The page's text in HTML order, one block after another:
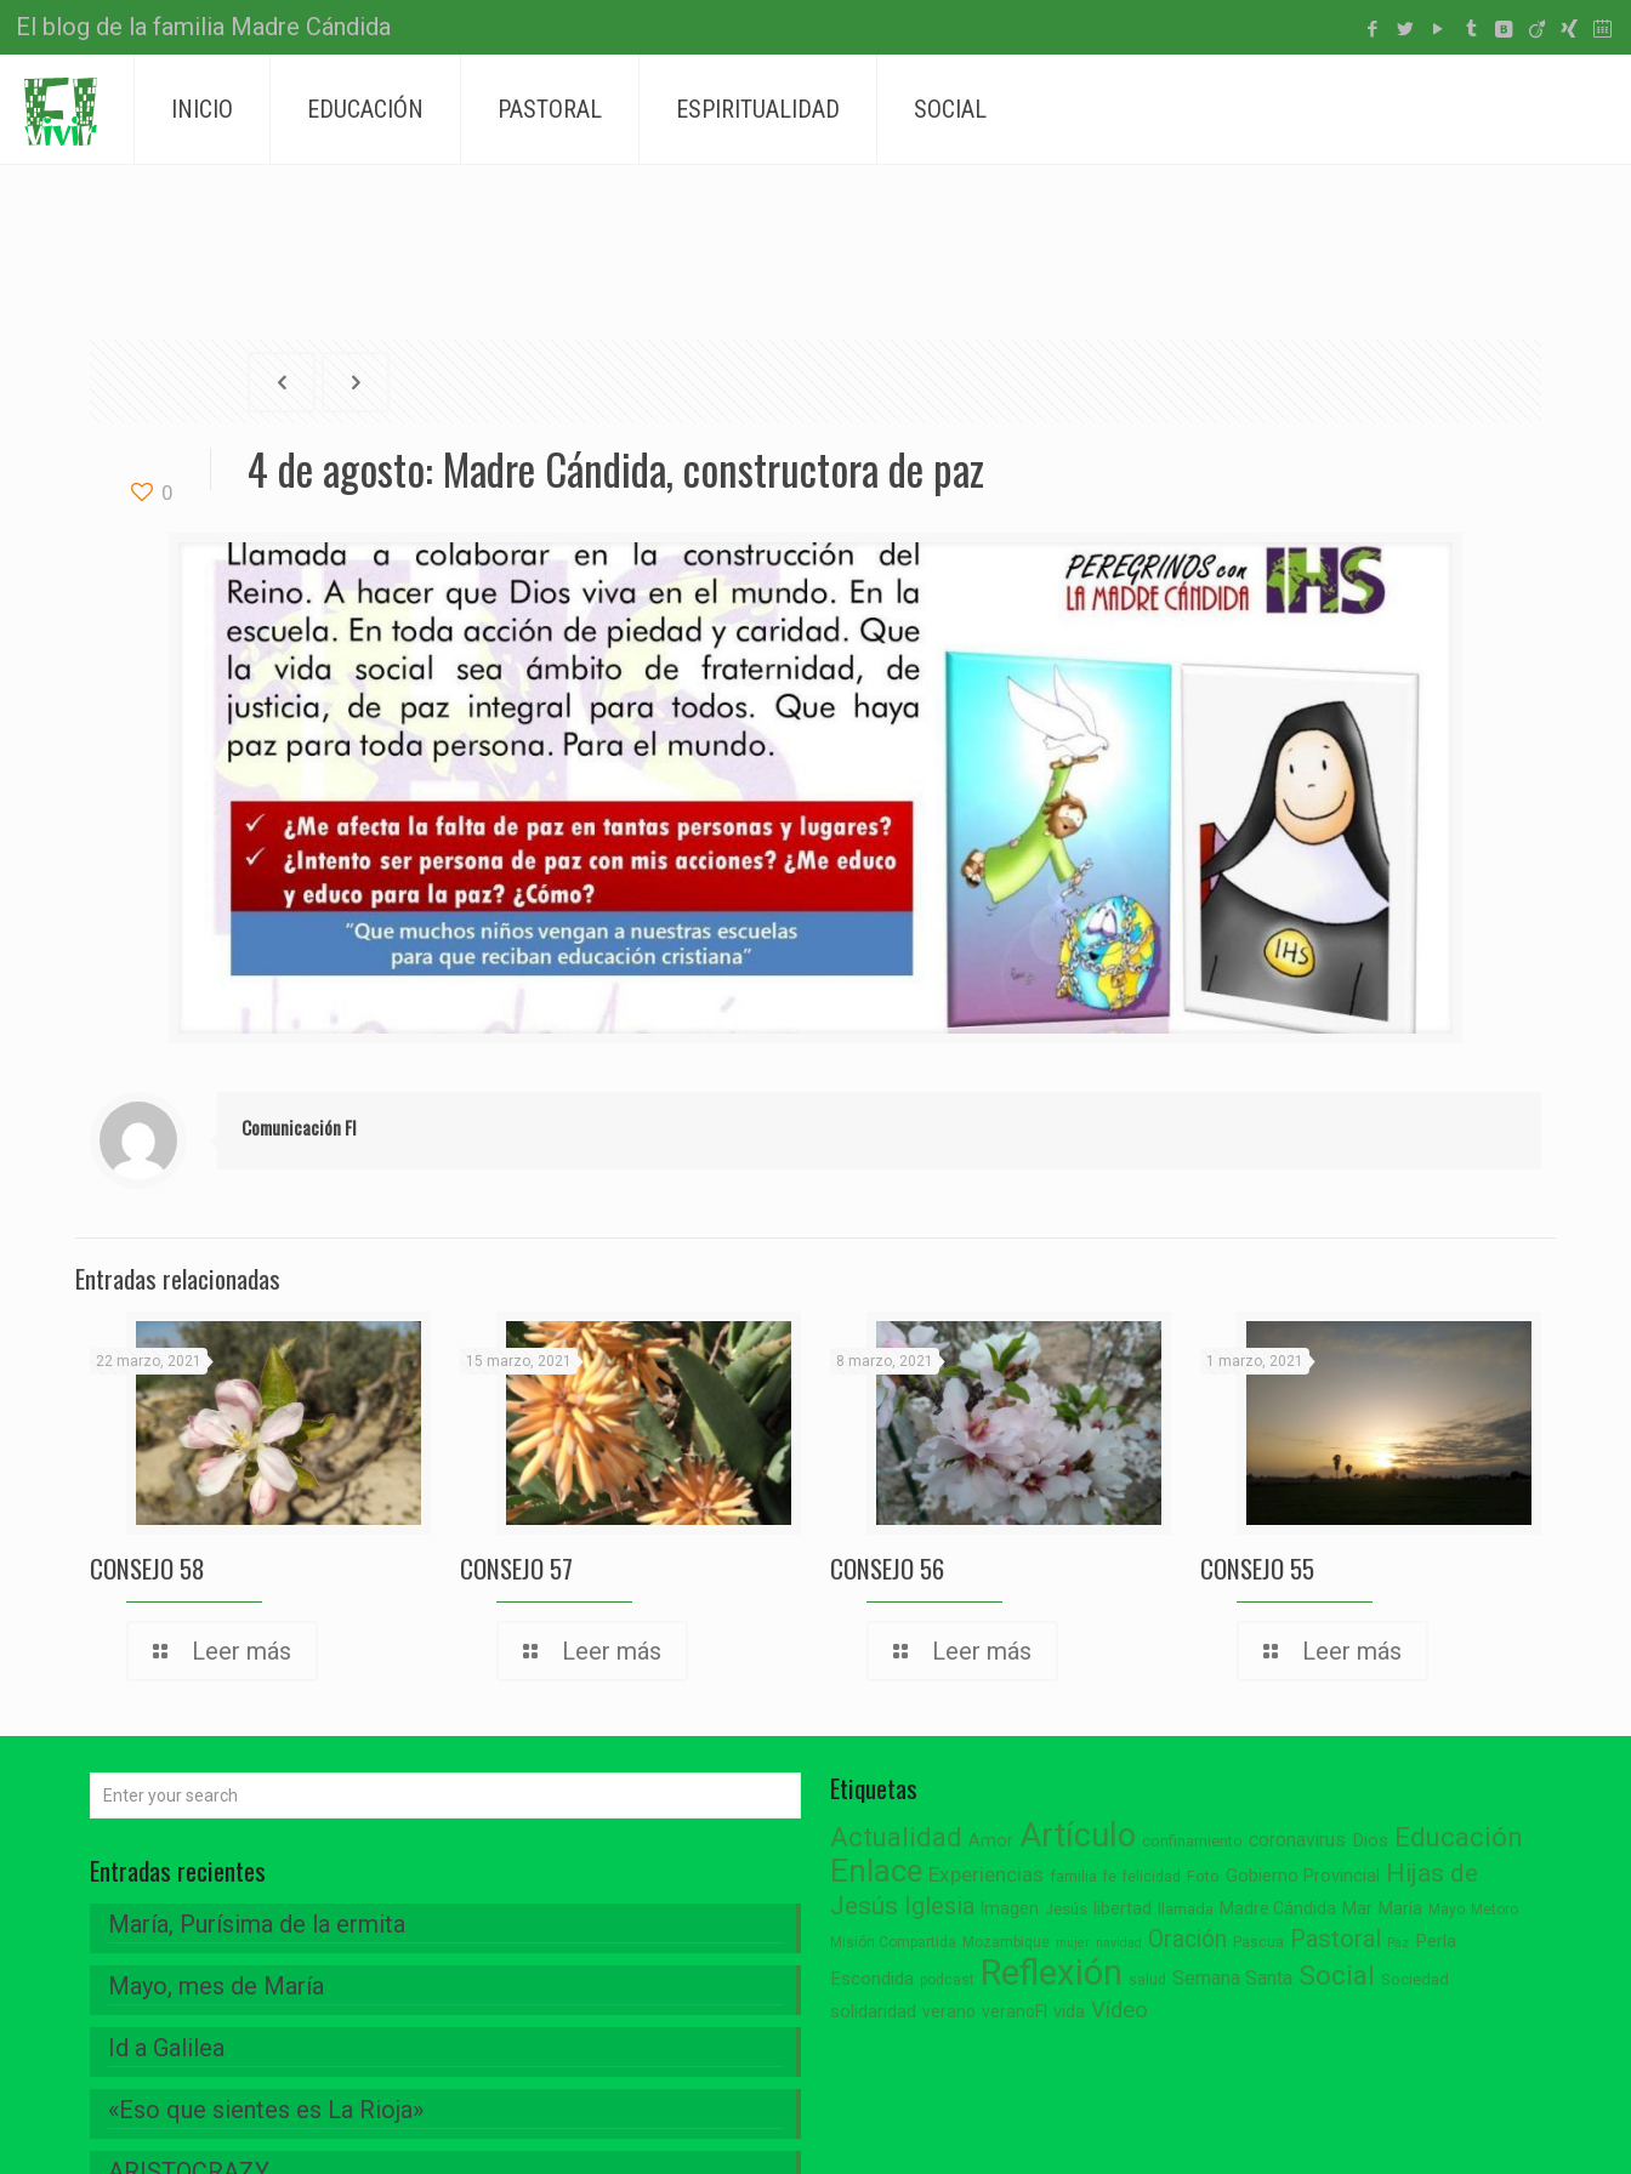
El blog de la familia Madre Cándida
INICIO EDUCACIÓN PASTORAL ESPIRITUALIDAD SOCIAL
0 4 de agosto: Madre Cándida, constructora de paz
Comunicación FI
Entradas relacionadas
22 marzo, 2021
CONSEJO 58
Leer más
15 marzo, 2021
CONSEJO 57
Leer más
8 marzo, 2021
CONSEJO 56
Leer más
1 marzo, 2021
CONSEJO 55
Leer más
Entradas recientes
María, Purísima de la ermita
Mayo, mes de María
Id a Galilea
«Eso que sientes es La Rioja»
Etiquetas
Actualidad Amor Artículo confinamiento coronavirus Dios Educación
Enlace Experiencias familia fe felicidad Foto Gobierno Provincial
Hijas de
Jesús Iglesia Imagen Jesús libertad llamada Madre Cándida Mar María Mayo Metoro
Misión Compartida Mozambique mujer navidad Oración Pascua Pastoral Paz Perla
Escondida podcast Reflexión salud Semana Santa Social Sociedad
solidaridad verano veranoFI vida Vídeo